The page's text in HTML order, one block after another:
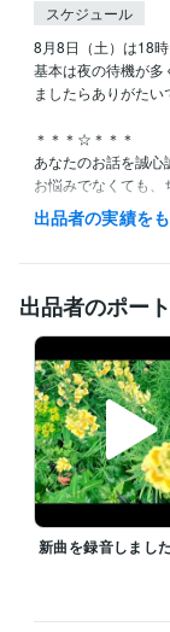
スケジュール
8月8日（土）は18時
基本は夜の待機が多
ましたらありがたい
＊＊＊☆＊＊＊
あなたのお話を誠心
お悩みでなくても
す。また一人で寂し
あなたとのご縁を心
す。また退席中の
ていただきましたら
お電話をご利用の
信が良好な環境に
通常サービスはいつ
クリエイター / 音
出品者の実績を
出品者のポー
新曲を録音しまし